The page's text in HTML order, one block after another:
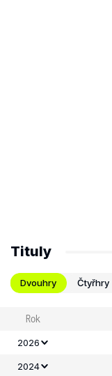
Tituly
Dvouhry Čtyřhry
Rok
2026
2024